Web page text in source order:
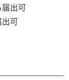
出可
可